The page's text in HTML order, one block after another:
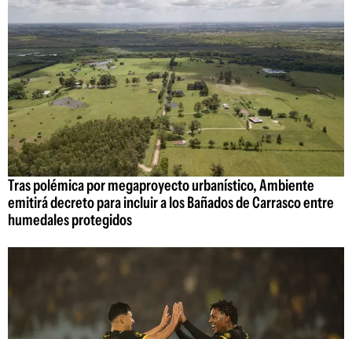
Tras polémica por megaproyecto urbanístico, Ambiente
emitirá decreto para incluir a los Bañados de Carrasco entre
humedales protegidos